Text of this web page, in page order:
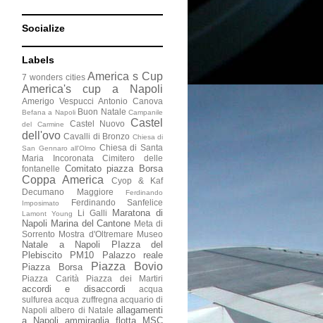
Socialize
Labels
7 wonders cities America s Cup
America's cup a Napoli
Amerigo Vespucci Antonio Canova
Befana a Napoli Buon Natale Campanile
del Carmine
Castel Nuovo
Castel
dell'ovo Cavalli di Bronzo Chiesa di
San Gennaro all'Olmo Chiesa di Santa
Maria Incoronata
Cimitero delle
fontanelle
Comitato piazza Borsa
Coppa America
Cyop & Kaf
Decumano Maggiore
Ferdinando
Imposimato
Ferdinando Sanfelice
Lamont Young Li Galli
Maratona di
Napoli Marina del Cantone Meta di
Sorrento Mostra d'Oltremare Museo
Natale a Napoli
PIazza del
Plebiscito
PM10
Palazzo reale
Piazza Borsa
Piazza Bovio
Piazza Carità Piazza dei Martiri
accordi e disaccordi
acqua
sulfurea acqua zuffregna acquario di
Napoli albero di Natale allagamenti
a Napoli
ammiraglia flotta MSC